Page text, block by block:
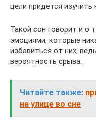
цели придется
Такой сон говорит и о
эмоциями, которые
избавиться от них,
вероятность срыва.
Читайте также:
на улице во сне